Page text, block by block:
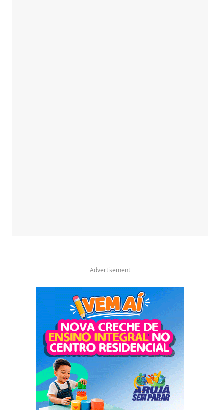
Advertisement
.